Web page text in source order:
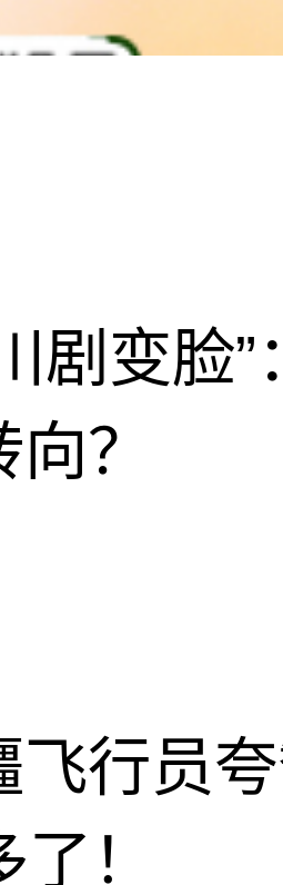
剧变脸
？
飞行员
！